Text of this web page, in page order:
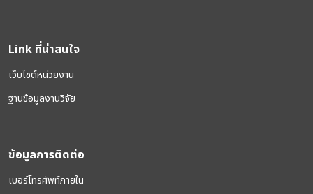
Link ที่น่าสนใจ
เว็บไซต์หน่วยงาน
ฐานข้อมูลงานวิจัย
ข้อมูลการติดต่อ
เบอร์โทรศัพท์ภายใน